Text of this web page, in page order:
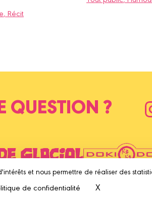
, Récit
QUESTION ?
Vie privée L'équipe derrière
et nous permettre de réaliser des
de confidentialité X